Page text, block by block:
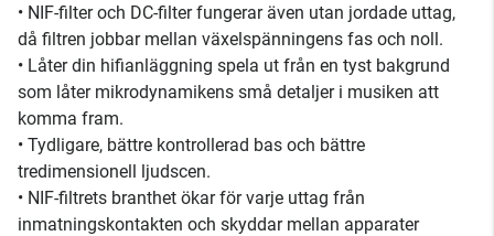
• NIF-filter och DC-filter fungerar även utan jordade uttag,
då filtren jobbar mellan växelspänningens fas och noll.
• Låter din hifianläggning spela ut från en tyst bakgrund
som låter mikrodynamikens små detaljer i musiken att
komma fram.
• Tydligare, bättre kontrollerad bas och bättre
tredimensionell ljudscen.
• NIF-filtrets branthet ökar för varje uttag från
inmatningskontakten och skyddar mellan apparater